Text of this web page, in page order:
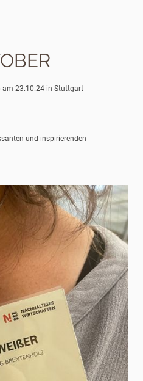
am 23.10.24 in Stuttgart
und inspirierenden